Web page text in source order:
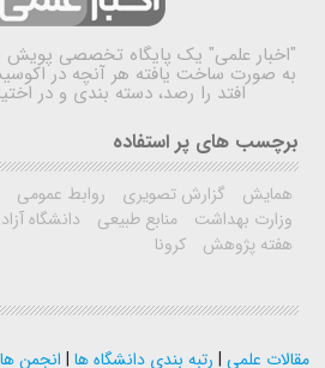
"اخبار علمی" یک پایگاه تخصصی پویش
به صورت ساخت یافته هر آنچه در
افتد را رصد، دسته بندی و در
برچسب های پر استفاده
همایش گزارش تصویری روابط عمومی
وزارت بهداشت
منابع طبیعی دانشگاه آزاد
هفته پژوهش
کرونا
مقالات علمی | رتبه بندی دانشگاه ها | انجمن